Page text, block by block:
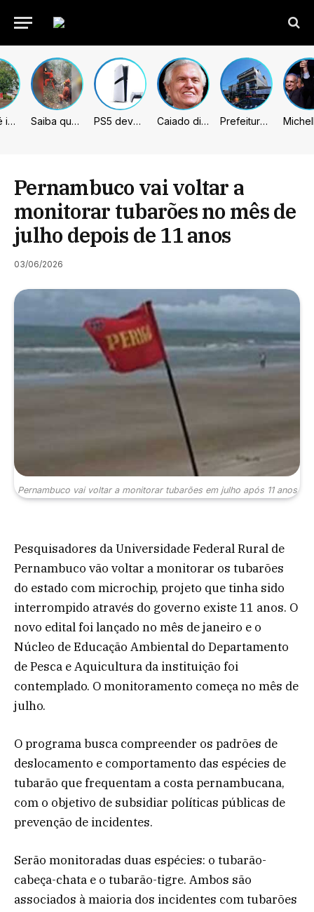
Sumaré inicia retirada de murtas para combater doença que ameaça a citricultura Saiba quem são as 4 vítimas de queda de helicóptero no Rio de Janeiro PS5 deve receber melhorias no PSSR com nova atualização de sistema Caiado diz que “governa” com emendas e julga facções terroristas Prefeitura de Sumaré inaugura nova subsede da GCM na Área Cura
Pernambuco vai voltar a
monitorar tubarões no mês de
julho depois de 11 anos
03/06/2026
Pernambuco vai voltar a monitorar tubarões em julho após 11 anos
Pesquisadores da Universidade Federal Rural de
Pernambuco vão voltar a monitorar os tubarões
do estado com microchip, projeto que tinha sido
interrompido através do governo existe 11 anos. O
novo edital foi lançado no mês de janeiro e o
Núcleo de Educação Ambiental do Departamento
de Pesca e Aquicultura da instituição foi
contemplado. O monitoramento começa no mês de
julho.
O programa busca compreender os padrões de
deslocamento e comportamento das espécies de
tubarão que frequentam a costa pernambucana,
com o objetivo de subsidiar políticas públicas de
prevenção de incidentes.
Serão monitoradas duas espécies: o tubarão-
cabeça-chata e o tubarão-tigre. Ambos são
associados à maioria dos incidentes com tubarões